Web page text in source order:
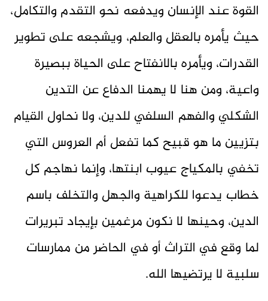
القوة عند الإنسان ويدفعه نحو التقدم والتكامل،
حيث يأمره بالعقل والعلم، ويشجعه على تطوير
القدرات، ويأمره بالانفتاح على الحياة ببصيرة
واعية، ومن هنا لا يهمنا الدفاع عن التدين
الشكلي والفهم السلفي للدين، ولا نحاول القيام
بتزيين ما هو قبيح كما تفعل أم العروس التي
تخفي بالمكياج عيوب ابنتها، وإنما نهاجم كل
خطاب يدعوا للكراهية والجهل والتخلف باسم
الدين، وحينها لا نكون مرغمين بإيجاد تبريرات
لما وقع في التراث أو في الحاضر من ممارسات
سلبية لا يرتضيها الله.